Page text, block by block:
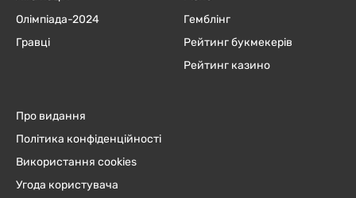
Олімпіада-2024
Гравці
Гемблінг
Рейтинг букмекерів
Рейтинг казино
Про видання
Політика конфіденційності
Використання cookies
Угода користувача